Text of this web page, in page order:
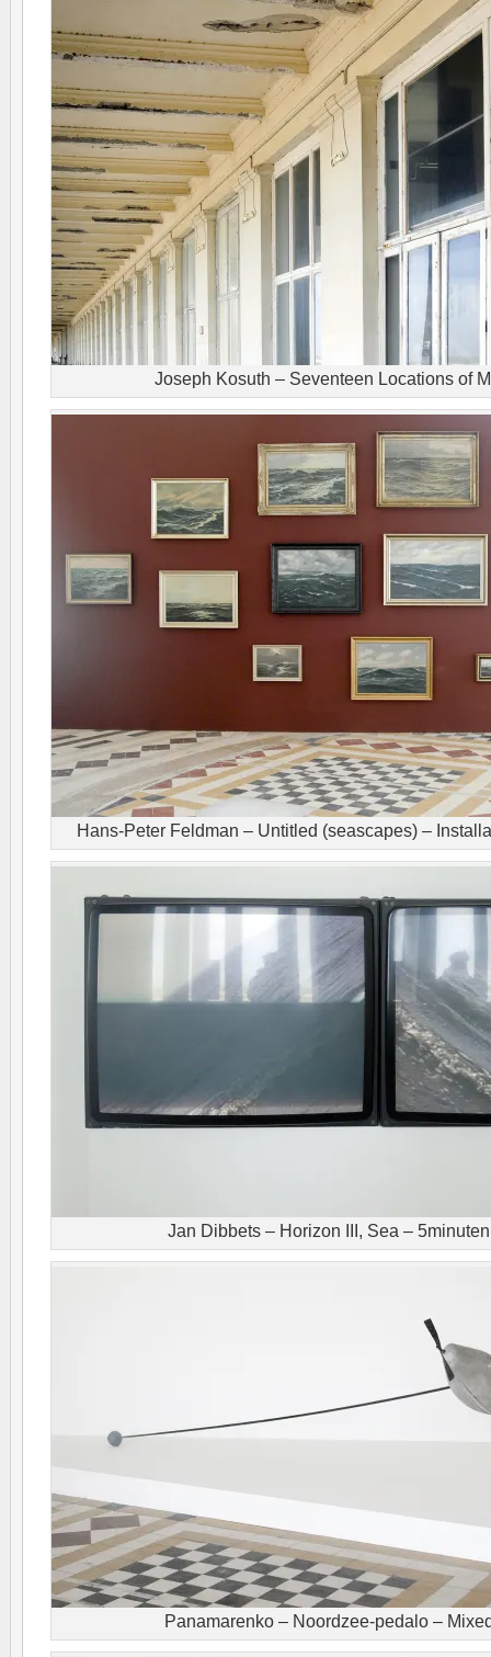
Joseph Kosuth – Seventeen Locations of
Hans-Peter Feldman – Untitled (seascapes) –
Jan Dibbets – Horizon III, Sea –
Panamarenko – Noordzee-pedalo –